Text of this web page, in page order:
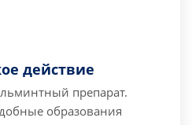
действие
препарат.
образования